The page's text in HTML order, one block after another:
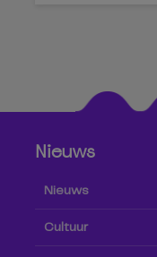
Nieuws
Nieuws
Cultuur